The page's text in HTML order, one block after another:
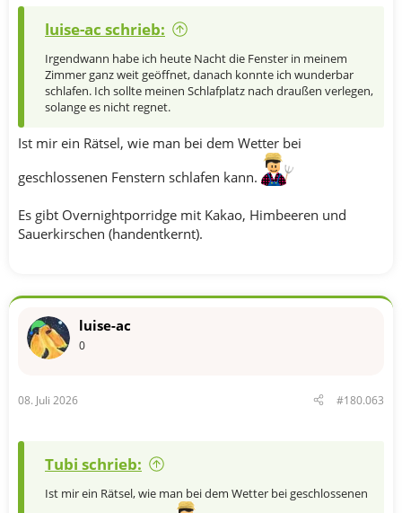
luise-ac schrieb:
Irgendwann habe ich heute Nacht die Fenster in meinem
Zimmer ganz weit geöffnet, danach konnte ich wunderbar
schlafen. Ich sollte meinen Schlafplatz nach draußen verlegen,
solange es nicht regnet.
Ist mir ein Rätsel, wie man bei dem Wetter bei
geschlossenen Fenstern schlafen kann.
Es gibt Overnightporridge mit Kakao, Himbeeren und
Sauerkirschen (handentkernt).
luise-ac
0
08. Juli 2026 #180.063
Tubi schrieb:
Ist mir ein Rätsel, wie man bei dem Wetter bei geschlossenen